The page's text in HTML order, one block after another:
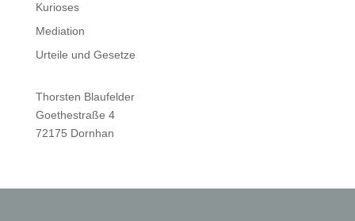
Kurioses
Mediation
Urteile und Gesetze
Thorsten Blaufelder
Goethestraße 4
72175 Dornhan